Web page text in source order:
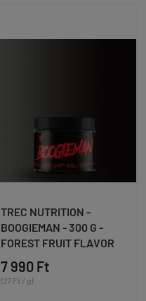
TREC NUTRITION -
BOOGIEMAN - 300 G -
FOREST FRUIT FLAVOR
7 990 Ft
(27 Ft / g)